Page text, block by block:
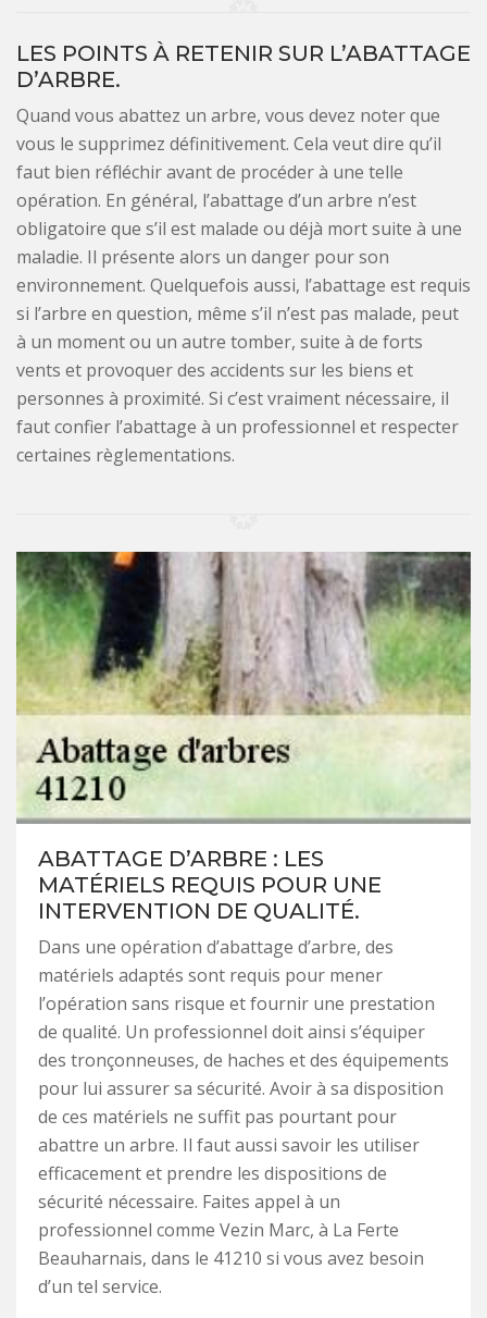
LES POINTS À RETENIR SUR L’ABATTAGE
D’ARBRE.
Quand vous abattez un arbre, vous devez noter que
vous le supprimez définitivement. Cela veut dire qu’il
faut bien réfléchir avant de procéder à une telle
opération. En général, l’abattage d’un arbre n’est
obligatoire que s’il est malade ou déjà mort suite à une
maladie. Il présente alors un danger pour son
environnement. Quelquefois aussi, l’abattage est requis
si l’arbre en question, même s’il n’est pas malade, peut
à un moment ou un autre tomber, suite à de forts
vents et provoquer des accidents sur les biens et
personnes à proximité. Si c’est vraiment nécessaire, il
faut confier l’abattage à un professionnel et respecter
certaines règlementations.
ABATTAGE D’ARBRE : LES
MATÉRIELS REQUIS POUR UNE
INTERVENTION DE QUALITÉ.
Dans une opération d’abattage d’arbre, des
matériels adaptés sont requis pour mener
l’opération sans risque et fournir une prestation
de qualité. Un professionnel doit ainsi s’équiper
des tronçonneuses, de haches et des équipements
pour lui assurer sa sécurité. Avoir à sa disposition
de ces matériels ne suffit pas pourtant pour
abattre un arbre. Il faut aussi savoir les utiliser
efficacement et prendre les dispositions de
sécurité nécessaire. Faites appel à un
professionnel comme Vezin Marc, à La Ferte
Beauharnais, dans le 41210 si vous avez besoin
d’un tel service.